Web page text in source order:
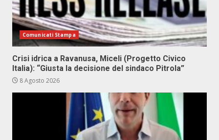
Comunicati Stampa
Crisi idrica a Ravanusa, Miceli (Progetto Civico
Italia): “Giusta la decisione del sindaco Pitrola”
8 Agosto 2026